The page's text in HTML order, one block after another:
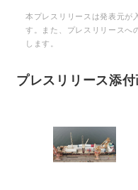
本プレスリリースは発表元が
す。また、プレスリリースへ
します。
プレスリリース添